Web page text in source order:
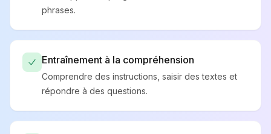
phrases.
Entraînement à la compréhension
Comprendre des instructions, saisir des textes et
répondre à des questions.